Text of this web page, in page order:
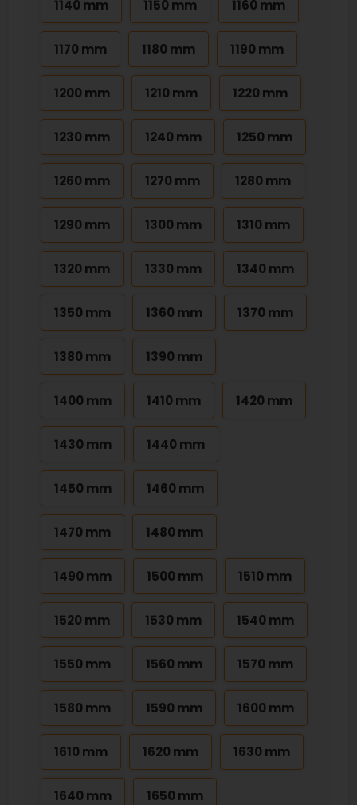
1140 mm 1150 mm 1160 mm
1170 mm 1180 mm 1190 mm
1200 mm 1210 mm 1220 mm
1230 mm 1240 mm 1250 mm
1260 mm 1270 mm 1280 mm
1290 mm 1300 mm 1310 mm
1320 mm 1330 mm 1340 mm
1350 mm 1360 mm 1370 mm
1380 mm 1390 mm
1400 mm 1410 mm 1420 mm
1430 mm 1440 mm
1450 mm 1460 mm
1470 mm 1480 mm
1490 mm 1500 mm 1510 mm
1520 mm 1530 mm 1540 mm
1550 mm 1560 mm 1570 mm
1580 mm 1590 mm 1600 mm
1610 mm 1620 mm 1630 mm
1640 mm 1650 mm